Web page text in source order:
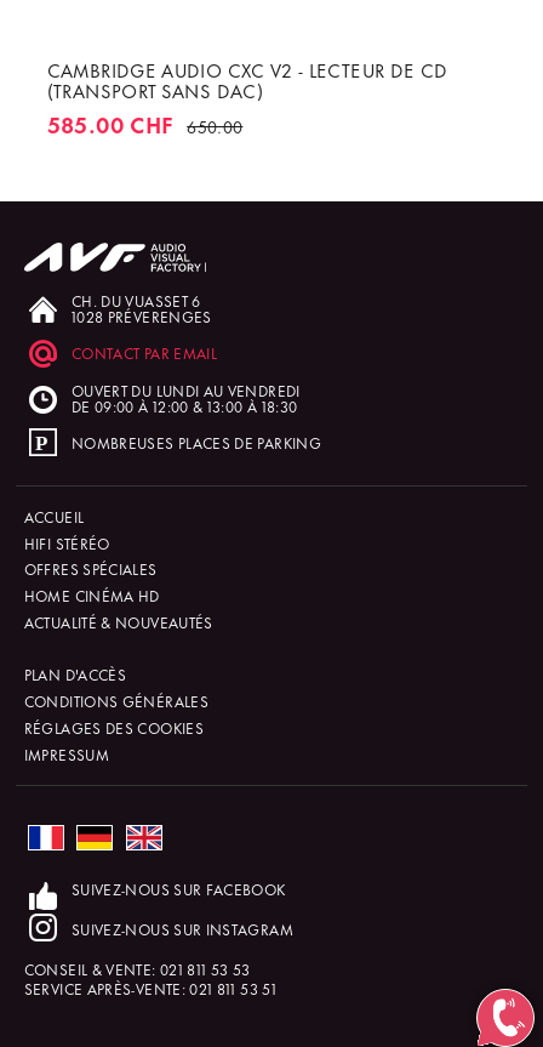
CAMBRIDGE AUDIO CXC V2 - LECTEUR DE CD
(TRANSPORT SANS DAC)
585.00 CHF 650.00
CH. DU VUASSET 6
1028 PRÉVERENGES
CONTACT PAR EMAIL
OUVERT DU LUNDI AU VENDREDI
DE 09:00 À 12:00 & 13:00 À 18:30
NOMBREUSES PLACES DE PARKING
ACCUEIL
HIFI STÉRÉO
OFFRES SPÉCIALES
HOME CINÉMA HD
ACTUALITÉ & NOUVEAUTÉS
PLAN D'ACCÈS
CONDITIONS GÉNÉRALES
RÉGLAGES DES COOKIES
IMPRESSUM
SUIVEZ-NOUS SUR FACEBOOK
SUIVEZ-NOUS SUR INSTAGRAM
CONSEIL & VENTE: 021 811 53 53
SERVICE APRÈS-VENTE:021 811 53 51